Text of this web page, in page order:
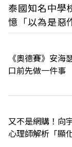
泰國知名中學
憶「以為是惡
《奧德賽》安海
口前先做一件事
又不是網購！向
心理師解析「顯